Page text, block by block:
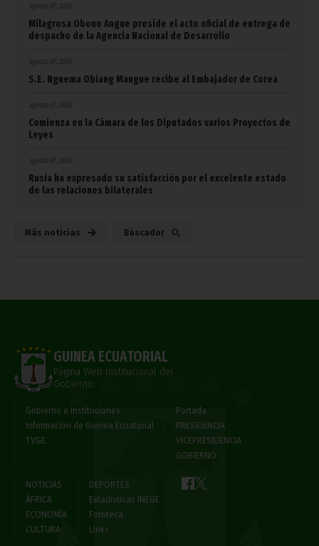
agosto 07, 2026
Milagrosa Obono Angue preside el acto oficial de entrega de
despacho de la Agencia Nacional de Desarrollo
agosto 07, 2026
S.E. Nguema Obiang Mangue recibe al Embajador de Corea
agosto 07, 2026
Comienza en la Cámara de los Diputados varios Proyectos de
Leyes
agosto 07, 2026
Rusia ha expresado su satisfacción por el excelente estado
de las relaciones bilaterales
Más noticias Búscador
GUINEA ECUATORIAL
Página Web Institucional del
Gobierno
Gobierno e Instituciones
Información de Guinea Ecuatorial
TVGE
Portada
PRESIDENCIA
VICEPRESIDENCIA
GOBIERNO
NOTICIAS
ÁFRICA
ECONOMÍA
CULTURA
DEPORTES
Estadísticas INEGE
Fototeca
Links